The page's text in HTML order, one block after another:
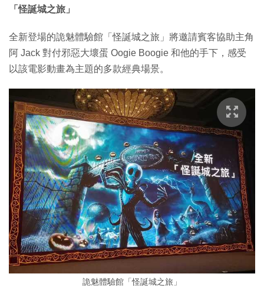
「怪誕城之旅」
全新登場的詭魅體驗館「怪誕城之旅」將邀請賓客協助主角
阿 Jack 對付邪惡大壞蛋 Oogie Boogie 和他的手下，感受
以該電影動畫為主題的多款經典場景。
詭魅體驗館「怪誕城之旅」